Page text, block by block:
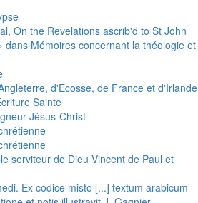
On the Revelations ascrib'd to St John
dans Mémoires concernant la théologie et
d'Ecosse, de France et d'Irlande
Sainte
Jésus-Christ
serviteur de Dieu Vincent de Paul et
Ex codice misto [...] textum arabicum